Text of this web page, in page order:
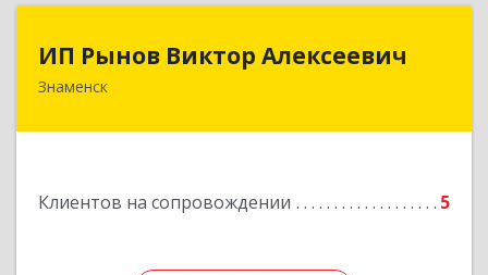
ИП Рынов Виктор Алексеевич
Знаменск
Клиентов на сопровождении 5